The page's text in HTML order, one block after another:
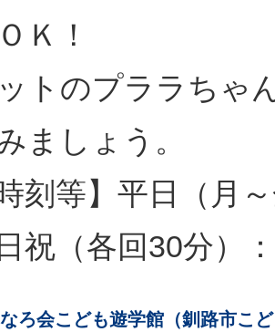
Ｋ！
トのプララちゃ
ましょう。
刻等】平日（月
祝（各回30分）
ろ会こども遊学館（釧路市こ